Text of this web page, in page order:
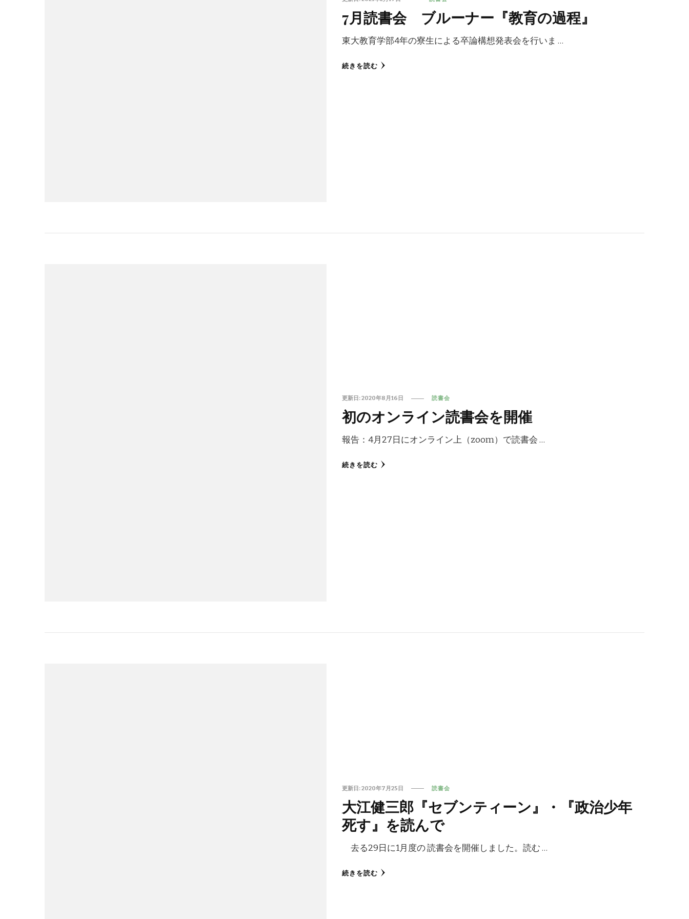
7月読書会 ブルーナー『教育の過程』
東大教育学部4年の寮生による卒論構想発表会を行いま …
続きを読む
更新日:2020年8月16日 読書会
初のオンライン読書会を開催
報告：4月27日にオンライン上（zoom）で読書会 …
続きを読む
更新日:2020年7月25日 読書会
大江健三郎『セブンティーン』・『政治少年
死す』を読んで
去る29日に1月度の 読書会を開催しました。読む …
続きを読む